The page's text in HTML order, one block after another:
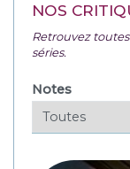
NOS
Retrouvez
séries.
Notes